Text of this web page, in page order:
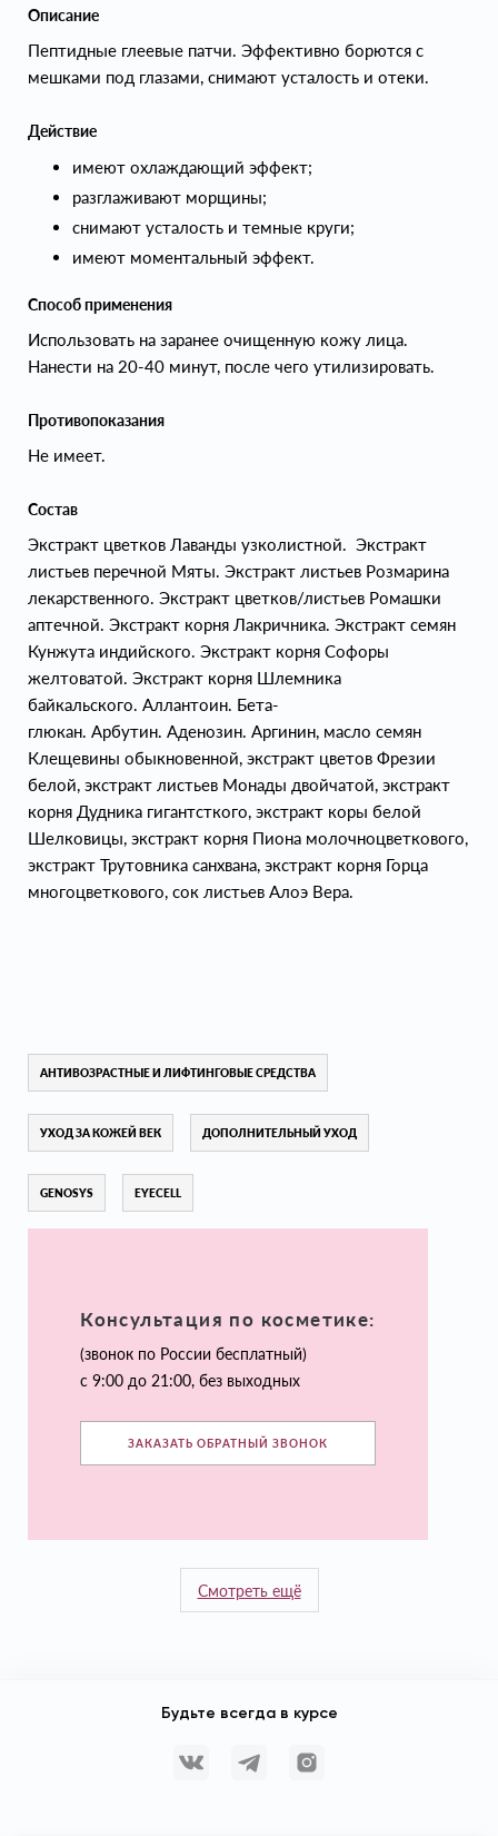
Описание
Пептидные глеевые патчи. Эффективно борются с
мешками под глазами, снимают усталость и отеки.
Действие
имеют охлаждающий эффект;
разглаживают морщины;
снимают усталость и темные круги;
имеют моментальный эффект.
Способ применения
Использовать на заранее очищенную кожу лица.
Нанести на 20-40 минут, после чего утилизировать.
Противопоказания
Не имеет.
Состав
Экстракт цветков Лаванды узколистной. Экстракт
листьев перечной Мяты. Экстракт листьев Розмарина
лекарственного. Экстракт цветков/листьев Ромашки
аптечной. Экстракт корня Лакричника. Экстракт семян
Кунжута индийского. Экстракт корня Софоры
желтоватой. Экстракт корня Шлемника
байкальского. Аллантоин. Бета-
глюкан. Арбутин. Аденозин. Аргинин, масло семян
Клещевины обыкновенной, экстракт цветов Фрезии
белой, экстракт листьев Монады двойчатой, экстракт
корня Дудника гигантсткого, экстракт коры белой
Шелковицы, экстракт корня Пиона молочноцветкового,
экстракт Трутовника санхвана, экстракт корня Горца
многоцветкового, сок листьев Алоэ Вера.
АНТИВОЗРАСТНЫЕ И ЛИФТИНГОВЫЕ СРЕДСТВА
УХОД ЗА КОЖЕЙ ВЕК ДОПОЛНИТЕЛЬНЫЙ УХОД
GENOSYS EYECELL
Консультация по косметике:
(звонок по России бесплатный)
с 9:00 до 21:00, без выходных
ЗАКАЗАТЬ ОБРАТНЫЙ ЗВОНОК
Смотреть ещё
Будьте всегда в курсе